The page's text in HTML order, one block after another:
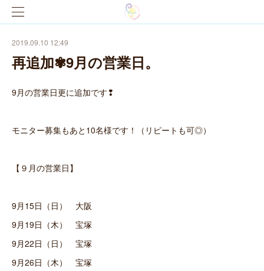
2019.09.10 12:49
再追加✾9月の営業日。
9月の営業日更に追加です❢
モニター募集もあと10名様です！（リピートも可◎）
【９月の営業日】
9月15日（日） 大阪
9月19日（木） 宝塚
9月22日（日） 宝塚
9月26日（木） 宝塚